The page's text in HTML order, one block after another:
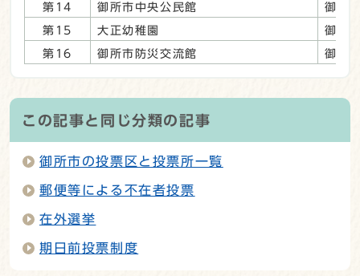
第14 御所市中央公民館 御所
第15 大正幼稚園 御所
第16 御所市防災交流館 御所
この記事と同じ分類の記事
御所市の投票区と投票所一覧
郵便等による不在者投票
在外選挙
期日前投票制度